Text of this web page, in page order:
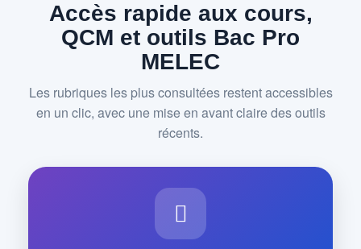
Accès rapide aux cours,
QCM et outils Bac Pro
MELEC
Les rubriques les plus consultées restent accessibles
en un clic, avec une mise en avant claire des outils
récents.